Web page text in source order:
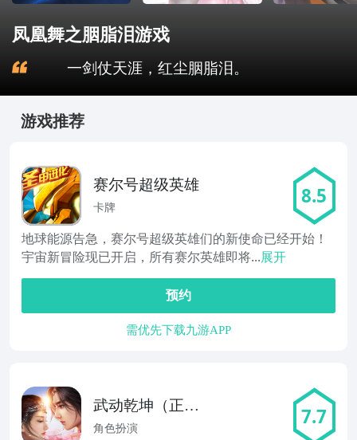
凤凰舞之胭脂泪游戏
一剑仗天涯，红尘胭脂泪。
游戏推荐
赛尔号超级英雄
卡牌 8.5
地球能源告急，赛尔号超级英雄们的新使命已经开始！
宇宙新冒险现已开启，所有赛尔英雄即将...展开
预约
需优先下载九游APP
武动乾坤（正版
手游）
角色扮演 7.7